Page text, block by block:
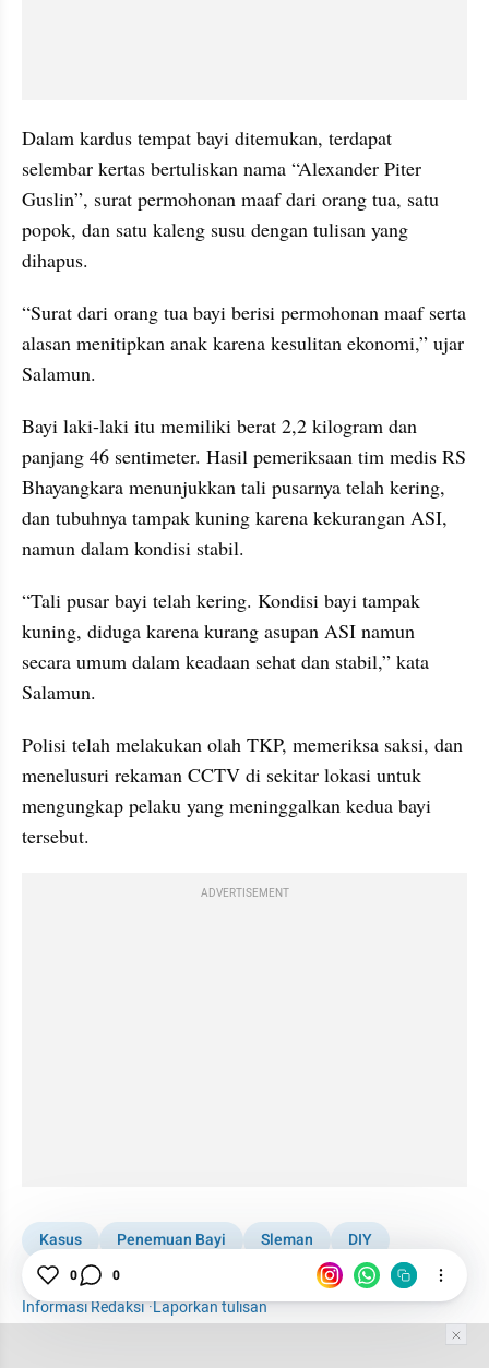
Dalam kardus tempat bayi ditemukan, terdapat
selembar kertas bertuliskan nama “Alexander Piter
Guslin”, surat permohonan maaf dari orang tua, satu
popok, dan satu kaleng susu dengan tulisan yang
dihapus.
“Surat dari orang tua bayi berisi permohonan maaf serta
alasan menitipkan anak karena kesulitan ekonomi,” ujar
Salamun.
Bayi laki-laki itu memiliki berat 2,2 kilogram dan
panjang 46 sentimeter. Hasil pemeriksaan tim medis RS
Bhayangkara menunjukkan tali pusarnya telah kering,
dan tubuhnya tampak kuning karena kekurangan ASI,
namun dalam kondisi stabil.
“Tali pusar bayi telah kering. Kondisi bayi tampak
kuning, diduga karena kurang asupan ASI namun
secara umum dalam keadaan sehat dan stabil,” kata
Salamun.
Polisi telah melakukan olah TKP, memeriksa saksi, dan
menelusuri rekaman CCTV di sekitar lokasi untuk
mengungkap pelaku yang meninggalkan kedua bayi
tersebut.
ADVERTISEMENT
Kasus Penemuan Bayi Sleman
DIY
Yogyakarta
Polres Sleman
Informasi Redaksi·Laporkan tulisan
0 0